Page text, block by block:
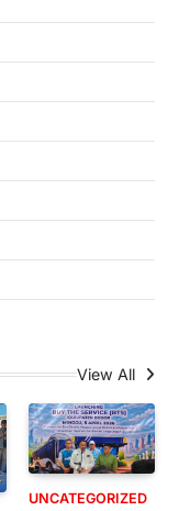
View All
UNCATEGORIZED